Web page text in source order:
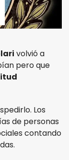
volvió a
pero que
Los
de personas
contando